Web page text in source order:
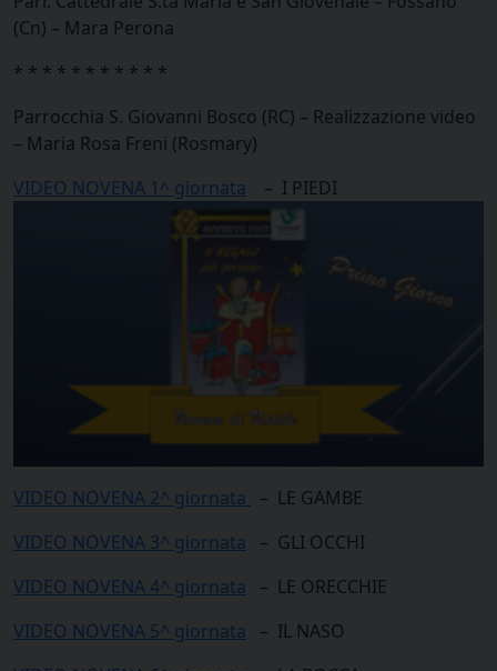
(Cn) – Mara Perona
* * * * * * * * * * *
Parrocchia S. Giovanni Bosco (RC) – Realizzazione video
– Maria Rosa Freni (Rosmary)
VIDEO NOVENA 1^ giornata – I PIEDI
VIDEO NOVENA 2^ giornata
– LE GAMBE
VIDEO NOVENA 3^ giornata – GLI OCCHI
VIDEO NOVENA 4^ giornata – LE ORECCHIE
VIDEO NOVENA 5^ giornata – IL NASO